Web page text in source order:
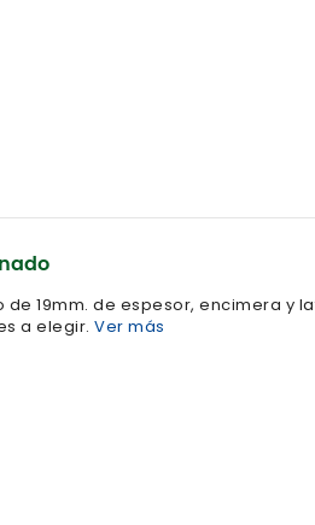
19mm. de espesor, encimera y
a elegir.Ver más